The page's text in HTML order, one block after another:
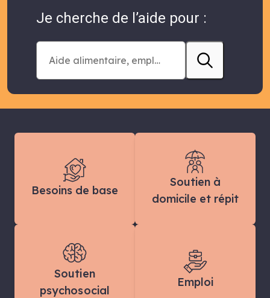
Je cherche de l’aide pour :
Besoins de base
Soutien à
domicile et répit
Soutien
psychosocial
Emploi